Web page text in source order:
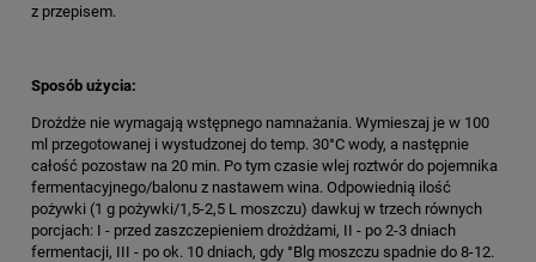
z przepisem.
Sposób użycia:
Drożdże nie wymagają wstępnego namnażania. Wymieszaj je w 100
ml przegotowanej i wystudzonej do temp. 30°C wody, a następnie
całość pozostaw na 20 min. Po tym czasie wlej roztwór do pojemnika
fermentacyjnego/balonu z nastawem wina. Odpowiednią ilość
pożywki (1 g pożywki/1,5-2,5 L moszczu) dawkuj w trzech równych
porcjach: I - przed zaszczepieniem drożdżami, II - po 2-3 dniach
fermentacji, III - po ok. 10 dniach, gdy °Blg moszczu spadnie do 8-12.